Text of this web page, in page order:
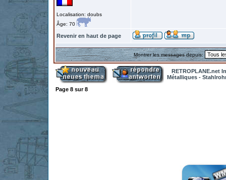
Localisation: doubs
Âge: 70
Revenir en haut de page
Montrer les messages depuis:
RETROPLANE.net
Métalliques -
Page 8 sur8